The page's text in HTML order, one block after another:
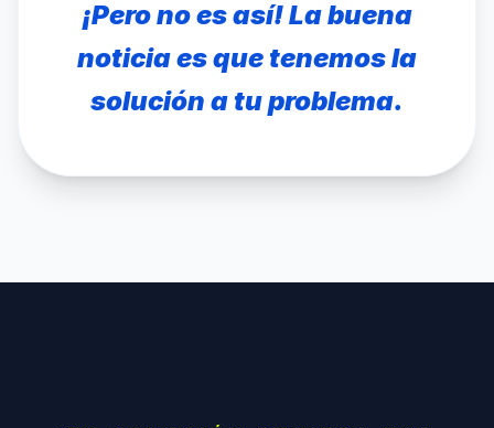
¡Pero no es así! La buena
noticia es que tenemos la
solución a tu problema.